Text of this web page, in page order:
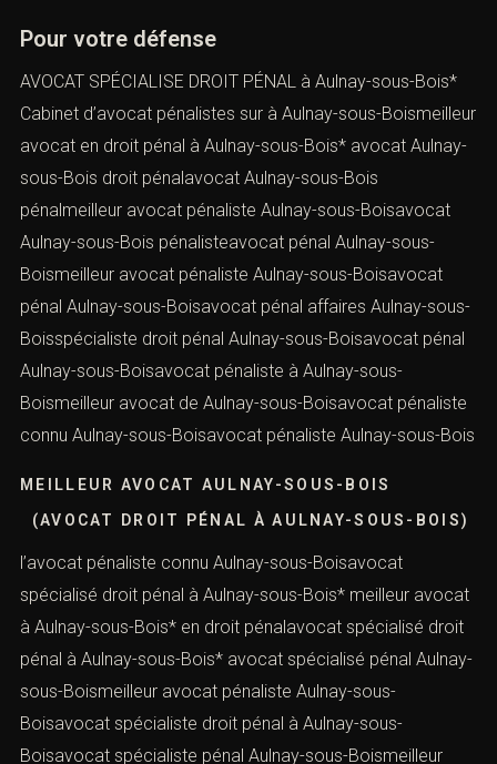
Pour votre défense
AVOCAT SPÉCIALISE DROIT PÉNAL à Aulnay-sous-Bois*
Cabinet d’avocat pénalistes sur à Aulnay-sous-Boismeilleur
avocat en droit pénal à Aulnay-sous-Bois* avocat Aulnay-
sous-Bois droit pénalavocat Aulnay-sous-Bois
pénalmeilleur avocat pénaliste Aulnay-sous-Boisavocat
Aulnay-sous-Bois pénalisteavocat pénal Aulnay-sous-
Boismeilleur avocat pénaliste Aulnay-sous-Boisavocat
pénal Aulnay-sous-Boisavocat pénal affaires Aulnay-sous-
Boisspécialiste droit pénal Aulnay-sous-Boisavocat pénal
Aulnay-sous-Boisavocat pénaliste à Aulnay-sous-
Boismeilleur avocat de Aulnay-sous-Boisavocat pénaliste
connu Aulnay-sous-Boisavocat pénaliste Aulnay-sous-Bois
MEILLEUR AVOCAT AULNAY-SOUS-BOIS
(AVOCAT DROIT PÉNAL À AULNAY-SOUS-BOIS)
l’avocat pénaliste connu Aulnay-sous-Boisavocat
spécialisé droit pénal à Aulnay-sous-Bois* meilleur avocat
à Aulnay-sous-Bois* en droit pénalavocat spécialisé droit
pénal à Aulnay-sous-Bois* avocat spécialisé pénal Aulnay-
sous-Boismeilleur avocat pénaliste Aulnay-sous-
Boisavocat spécialiste droit pénal à Aulnay-sous-
Boisavocat spécialiste pénal Aulnay-sous-Boismeilleur